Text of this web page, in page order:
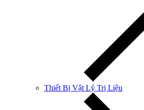
Thiết Bị Vật Lý Trị Liệu